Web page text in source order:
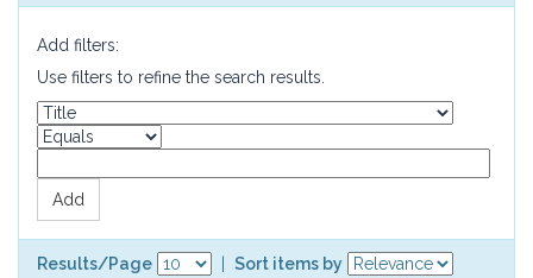
Add filters:
Use filters to refine the search results.
Results/Page
Sort items by